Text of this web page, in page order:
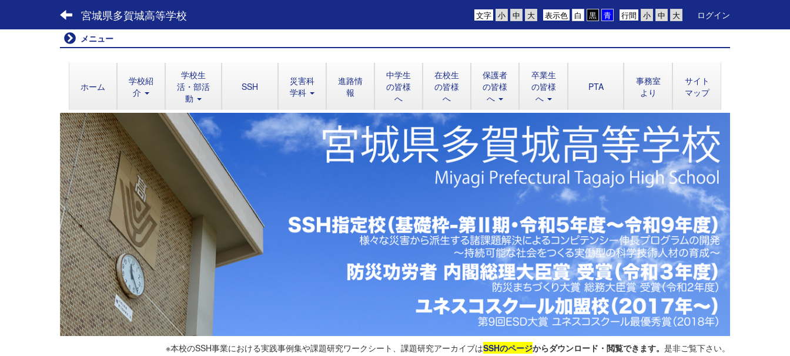
宮城県多賀城高等学校 行間
表示色
文字
ログイン
メニュー
ホーム
学校紹
介
学校生
活・部活
動
SSH
災害科
学科
進路情
報
中学生
の皆様
へ
在校生
の皆様
へ
保護者
の皆様
へ
卒業生
の皆様
へ
PTA
事務室
より
サイト
マップ
※本校のSSH事業における実践事例集や課題研究ワークシート、課題研究アーカイブはSSHのページからダウンロード・閲覧できます。 是非ご覧下さい。